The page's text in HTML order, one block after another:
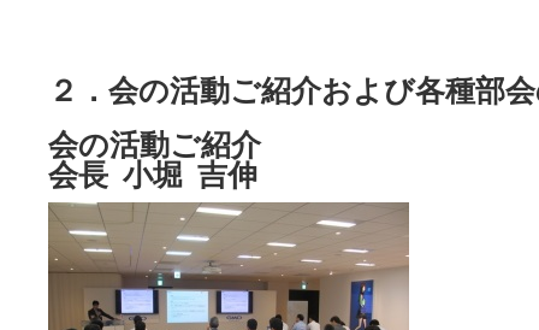
２．会の活動ご紹介および各種部
会の活動ご紹介
会長 小堀 吉伸